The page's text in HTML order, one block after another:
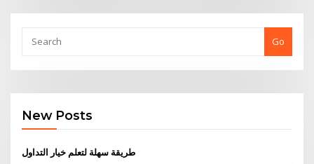
Go
New Posts
طريقة سهلة لتعلم خيار التداول